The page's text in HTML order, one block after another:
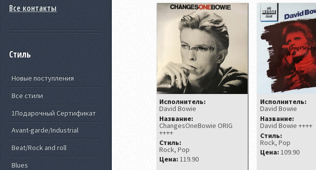
Исполнитель:
David Bowie
Название:
ChangesOneBowie ORIG
++++
Стиль:
Rock, Pop
Цена: 119.90
Исполнитель:
David Bowie
Название:
David Bowie ++++
Стиль:
Rock, Pop
Цена: 109.90
Все контакты
Стиль
Новые поступления
Все стили
1Подарочный Сертификат
Avant-garde/Industrial
Beat/Rock and roll
Blues